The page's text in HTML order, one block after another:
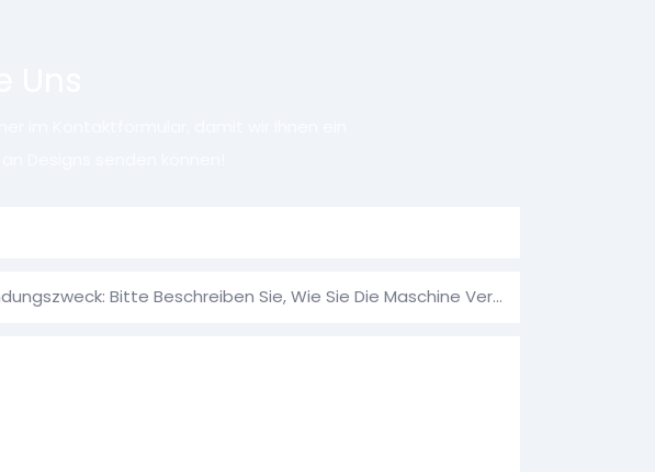
Verwendungszweck: Bitte Beschreiben Sie, Wie Sie Die Maschine Verwenden Möchten.